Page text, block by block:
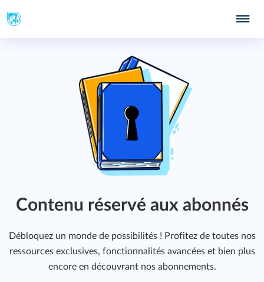
Contenu réservé aux abonnés
Débloquez un monde de possibilités ! Profitez de toutes nos
ressources exclusives, fonctionnalités avancées et bien plus
encore en découvrant nos abonnements.